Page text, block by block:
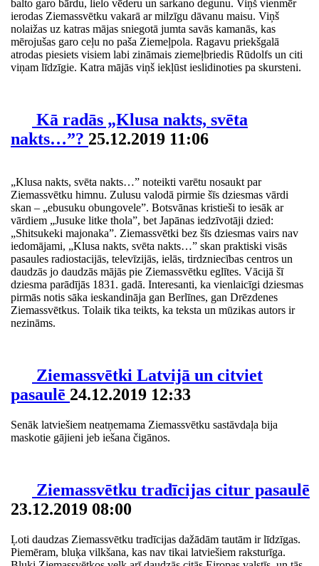
balto garo bārdu, lielo vēderu un sarkano degunu. Viņš vienmēr
ierodas Ziemassvētku vakarā ar milzīgu dāvanu maisu. Viņš
nolaižas uz katras mājas sniegotā jumta savās kamanās, kas
mērojušas garo ceļu no paša Ziemeļpola. Ragavu priekšgalā
atrodas piesiets visiem labi zināmais ziemeļbriedis Rūdolfs un citi
viņam līdzīgie. Katra mājās viņš iekļūst ieslidinoties pa skursteni.
Kā radās „Klusa nakts, svēta
nakts…”? 25.12.2019 11:06
„Klusa nakts, svēta nakts…” noteikti varētu nosaukt par
Ziemassvētku himnu. Zulusu valodā pirmie šīs dziesmas vārdi
skan – „ebusuku obungovele”. Botsvānas kristieši to iesāk ar
vārdiem „Jusuke litke thola”, bet Japānas iedzīvotāji dzied:
„Shitsukeki majonaka”. Ziemassvētki bez šīs dziesmas vairs nav
iedomājami, „Klusa nakts, svēta nakts…” skan praktiski visās
pasaules radiostacijās, televīzijās, ielās, tirdzniecības centros un
daudzās jo daudzās mājās pie Ziemassvētku eglītes. Vācijā šī
dziesma parādījās 1831. gadā. Interesanti, ka vienlaicīgi dziesmas
pirmās notis sāka ieskandināja gan Berlīnes, gan Drēzdenes
Ziemassvētkus. Tolaik tika teikts, ka teksta un mūzikas autors ir
nezināms.
Ziemassvētki Latvijā un citviet
pasaulē 24.12.2019 12:33
Senāk latviešiem neatņemama Ziemassvētku sastāvdaļa bija
maskotie gājieni jeb iešana čigānos.
Ziemassvētku tradīcijas citur pasaulē
23.12.2019 08:00
Ļoti daudzas Ziemassvētku tradīcijas dažādām tautām ir līdzīgas.
Piemēram, bluķa vilkšana, kas nav tikai latviešiem raksturīga.